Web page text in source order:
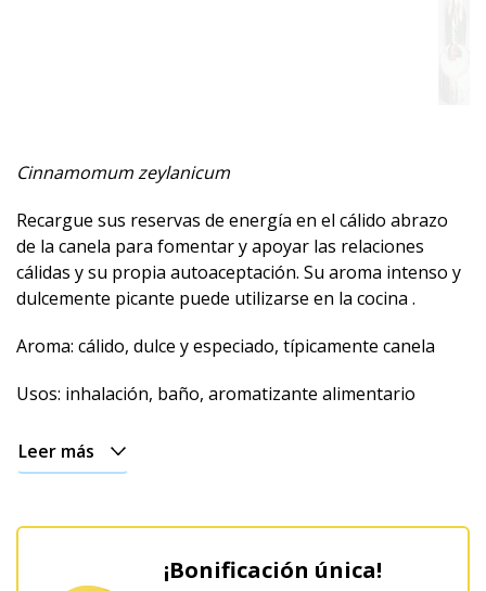
Amaderado
Dulce
Almizclado
Cinnamomum zeylanicum
Recargue sus reservas de energía en el cálido abrazo
de la canela para fomentar y apoyar las relaciones
cálidas y su propia autoaceptación. Su aroma intenso y
dulcemente picante puede utilizarse en la cocina .
Aroma: cálido, dulce y especiado, típicamente canela
Usos: inhalación, baño, aromatizante alimentario
Leer más
¡Bonificación única!